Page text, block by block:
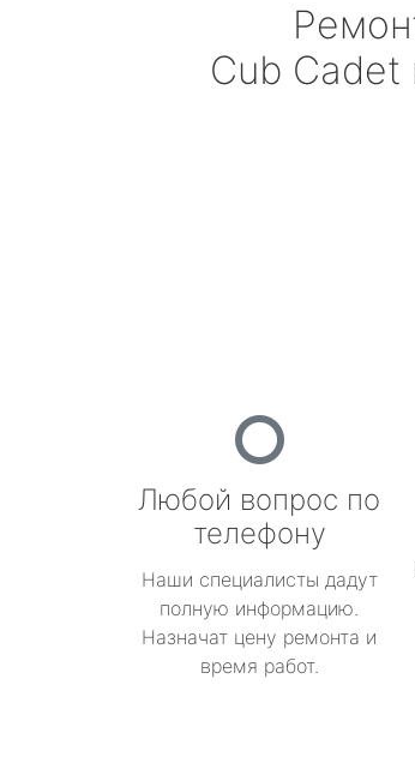
Cub Cadet
Любой вопрос по
телефону
Наши специалисты дадут
полную информацию.
Назначат цену ремонта и
время работ.